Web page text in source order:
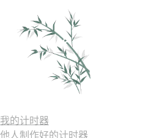
我的计时器
他人制作好的计时器